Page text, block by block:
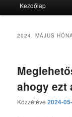
Tovább az
Tovább a
Kezdőlap
2024. MÁJUS
ahogy ezt
Közzétéve2024-